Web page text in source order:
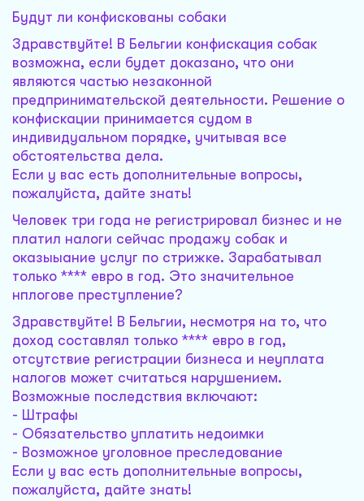
Будут ли конфискованы собаки
Здравствуйте! В Бельгии конфискация собак
возможна, если будет доказано, что они
являются частью незаконной
предпринимательской деятельности. Решение о
конфискации принимается судом в
индивидуальном порядке, учитывая все
обстоятельства дела.
Если у вас есть дополнительные вопросы,
пожалуйста, дайте знать!
Человек три года не регистрировал бизнес и не
платил налоги сейчас продажу собак и
оказыыание услуг по стрижке. Зарабатывал
только **** евро в год. Это значительное
нплогове преступление?
Здравствуйте! В Бельгии, несмотря на то, что
доход составлял только **** евро в год,
отсутствие регистрации бизнеса и неуплата
налогов может считаться нарушением.
Возможные последствия включают:
- Штрафы
- Обязательство уплатить недоимки
- Возможное уголовное преследование
Если у вас есть дополнительные вопросы,
пожалуйста, дайте знать!